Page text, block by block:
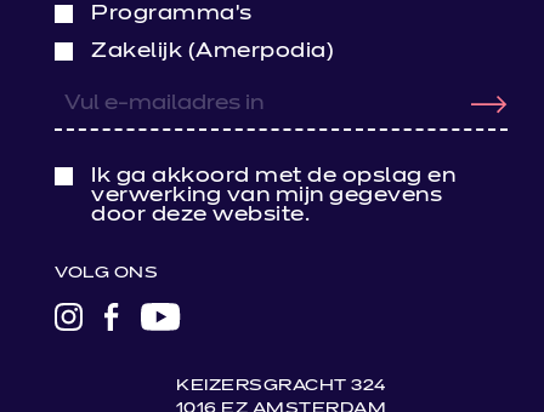
Programma’s
Zakelijk (Amerpodia)
Ik ga akkoord met de opslag en
verwerking van mijn gegevens
door deze website.
VOLG ONS
LINK
LINKLINK
KEIZERSGRACHT 324
1016 EZ AMSTERDAM